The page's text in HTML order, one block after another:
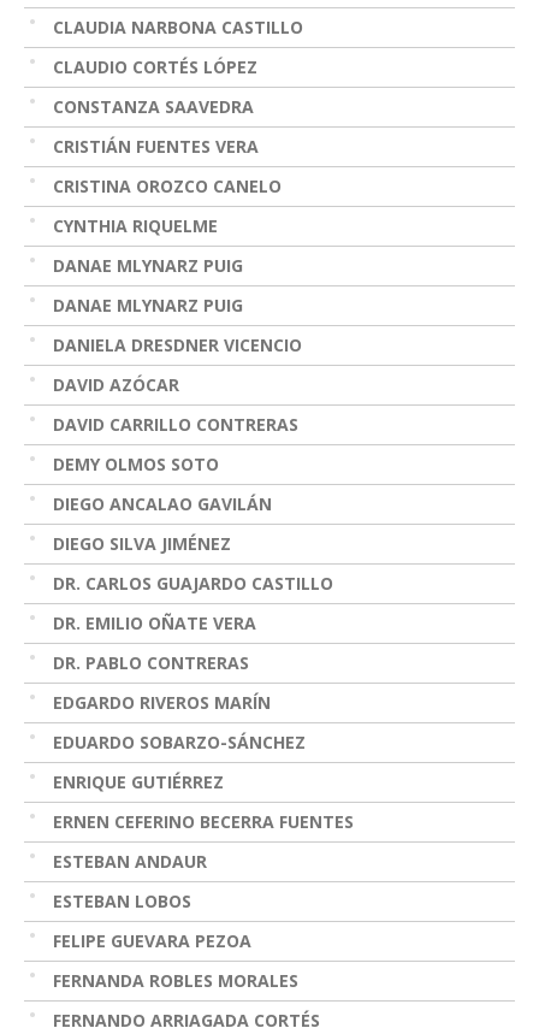
CLAUDIA NARBONA CASTILLO
CLAUDIO CORTÉS LÓPEZ
CONSTANZA SAAVEDRA
CRISTIÁN FUENTES VERA
CRISTINA OROZCO CANELO
CYNTHIA RIQUELME
DANAE MLYNARZ PUIG
DANAE MLYNARZ PUIG
DANIELA DRESDNER VICENCIO
DAVID AZÓCAR
DAVID CARRILLO CONTRERAS
DEMY OLMOS SOTO
DIEGO ANCALAO GAVILÁN
DIEGO SILVA JIMÉNEZ
DR. CARLOS GUAJARDO CASTILLO
DR. EMILIO OÑATE VERA
DR. PABLO CONTRERAS
EDGARDO RIVEROS MARÍN
EDUARDO SOBARZO-SÁNCHEZ
ENRIQUE GUTIÉRREZ
ERNEN CEFERINO BECERRA FUENTES
ESTEBAN ANDAUR
ESTEBAN LOBOS
FELIPE GUEVARA PEZOA
FERNANDA ROBLES MORALES
FERNANDO ARRIAGADA CORTÉS